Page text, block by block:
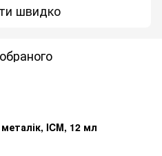
швидко
ICM, 12 мл